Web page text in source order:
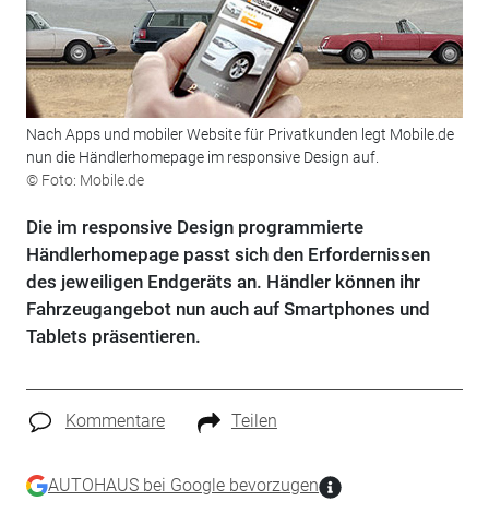
Nach Apps und mobiler Website für Privatkunden legt Mobile.de
nun die Händlerhomepage im responsive Design auf.
© Foto: Mobile.de
Die im responsive Design programmierte
Händlerhomepage passt sich den Erfordernissen
des jeweiligen Endgeräts an. Händler können ihr
Fahrzeugangebot nun auch auf Smartphones und
Tablets präsentieren.
Kommentare Teilen
AUTOHAUS bei Google bevorzugen